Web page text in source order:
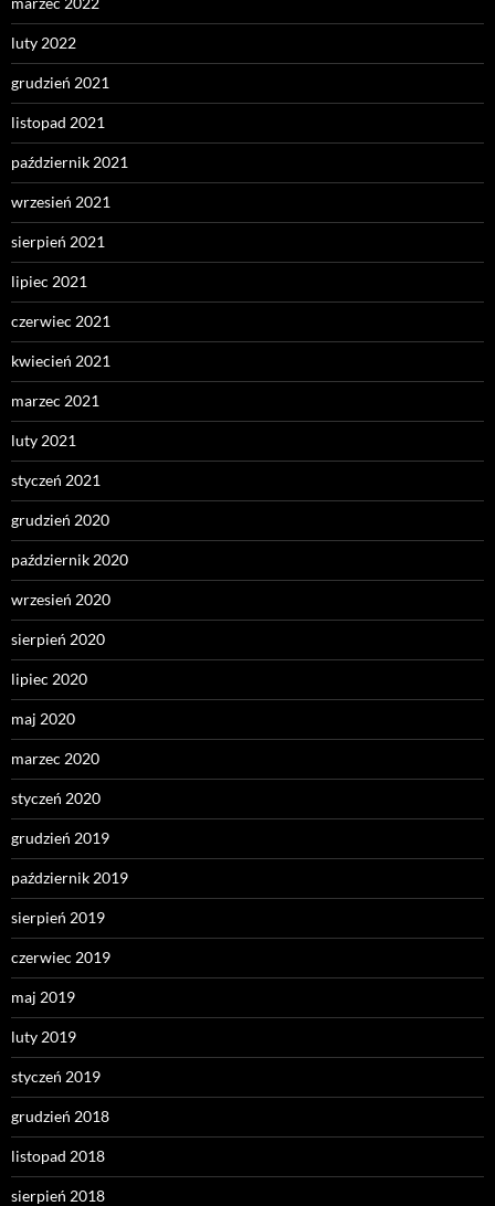
luty 2022
grudzień 2021
listopad 2021
październik 2021
wrzesień 2021
sierpień 2021
lipiec 2021
czerwiec 2021
kwiecień 2021
marzec 2021
luty 2021
styczeń 2021
grudzień 2020
październik 2020
wrzesień 2020
sierpień 2020
lipiec 2020
maj 2020
marzec 2020
styczeń 2020
grudzień 2019
październik 2019
sierpień 2019
czerwiec 2019
maj 2019
luty 2019
styczeń 2019
grudzień 2018
listopad 2018
sierpień 2018